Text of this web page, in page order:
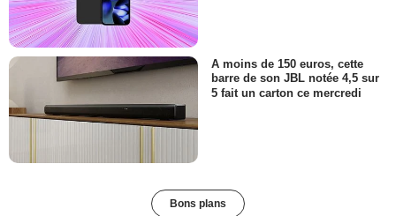
A moins de 150 euros, cette
barre de son JBL notée 4,5 sur
5 fait un carton ce mercredi
Bons plans